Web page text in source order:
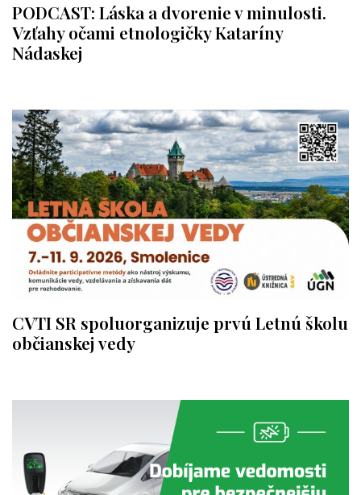
PODCAST: Láska a dvorenie v minulosti.
Vzťahy očami etnologičky Kataríny
Nádaskej
CVTI SR spoluorganizuje prvú Letnú školu
občianskej vedy